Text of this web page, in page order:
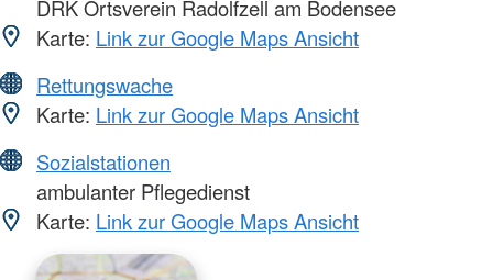
DRK Ortsverein Radolfzell am Bodensee
Karte: Link zur Google Maps Ansicht
Rettungswache
Karte: Link zur Google Maps Ansicht
Sozialstationen
ambulanter Pflegedienst
Karte: Link zur Google Maps Ansicht